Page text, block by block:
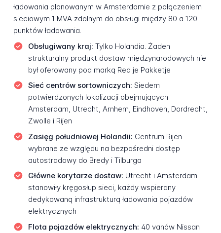
ładowania planowanym w Amsterdamie z połączeniem
sieciowym 1 MVA zdolnym do obsługi między 80 a 120
punktów ładowania.
Obsługiwany kraj: Tylko Holandia. Żaden
strukturalny produkt dostaw międzynarodowych nie
był oferowany pod marką Red je Pakketje
Sieć centrów sortowniczych: Siedem
potwierdzonych lokalizacji obejmujących
Amsterdam, Utrecht, Arnhem, Eindhoven, Dordrecht,
Zwolle i Rijen
Zasięg południowej Holandii: Centrum Rijen
wybrane ze względu na bezpośredni dostęp
autostradowy do Bredy i Tilburga
Główne korytarze dostaw: Utrecht i Amsterdam
stanowiły kręgosłup sieci, każdy wspierany
dedykowaną infrastrukturą ładowania pojazdów
elektrycznych
Flota pojazdów elektrycznych: 40 vanów Nissan